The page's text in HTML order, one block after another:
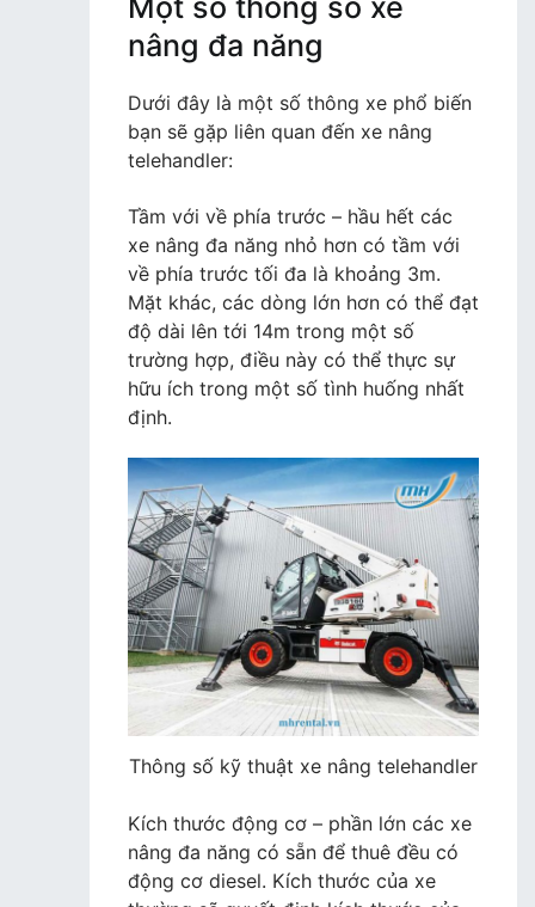
Một số thông số xe
nâng đa năng
Dưới đây là một số thông xe phổ biến
bạn sẽ gặp liên quan đến xe nâng
telehandler:
Tầm với về phía trước – hầu hết các
xe nâng đa năng nhỏ hơn có tầm với
về phía trước tối đa là khoảng 3m.
Mặt khác, các dòng lớn hơn có thể đạt
độ dài lên tới 14m trong một số
trường hợp, điều này có thể thực sự
hữu ích trong một số tình huống nhất
định.
Thông số kỹ thuật xe nâng telehandler
Kích thước động cơ – phần lớn các xe
nâng đa năng có sẵn để thuê đều có
động cơ diesel. Kích thước của xe